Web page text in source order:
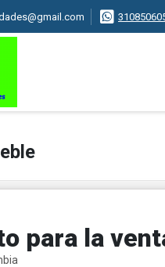
para la